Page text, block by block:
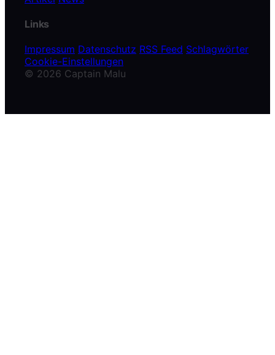
Links
Impressum Datenschutz RSS Feed Schlagwörter
Cookie-Einstellungen
© 2026 Captain Malu